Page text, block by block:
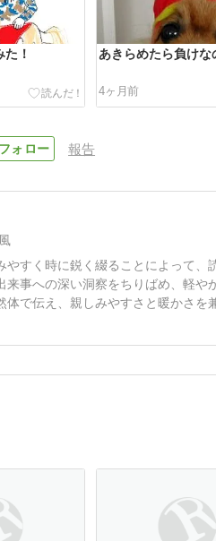
！ あきらめたら負けな
4ヶ月前
報告
すく時に鋭く綴ることによって
事への深い洞察をちりばめ、軽や
で伝え、親しみやすさと暖かさを